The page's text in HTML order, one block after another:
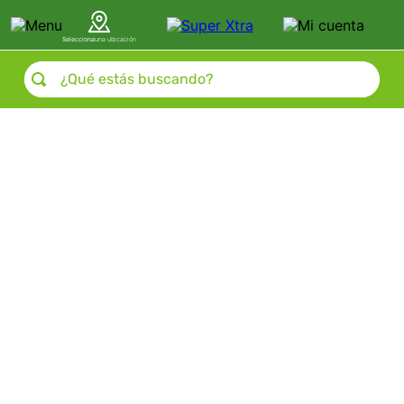
Seleccionauna ubicación
¿Qué estás buscando?